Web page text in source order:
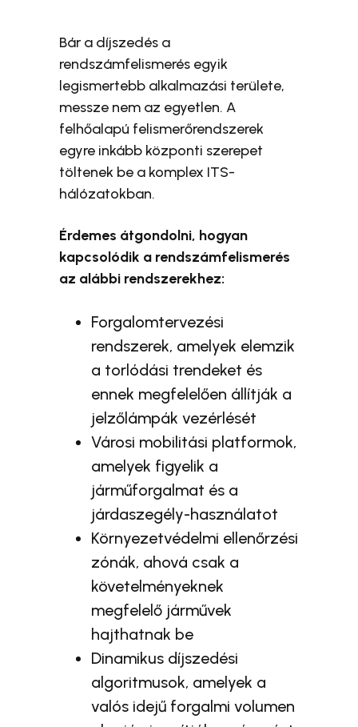
Bár a díjszedés a
rendszámfelismerés egyik
legismertebb alkalmazási területe,
messze nem az egyetlen. A
felhőalapú felismerőrendszerek
egyre inkább központi szerepet
töltenek be a komplex ITS-
hálózatokban.
Érdemes átgondolni, hogyan
kapcsolódik a rendszámfelismerés
az alábbi rendszerekhez:
Forgalomtervezési
rendszerek, amelyek elemzik
a torlódási trendeket és
ennek megfelelően állítják a
jelzőlámpák vezérlését
Városi mobilitási platformok,
amelyek figyelik a
járműforgalmat és a
járdaszegély-használatot
Környezetvédelmi ellenőrzési
zónák, ahová csak a
követelményeknek
megfelelő járművek
hajthatnak be
Dinamikus díjszedési
algoritmusok, amelyek a
valós idejű forgalmi volumen